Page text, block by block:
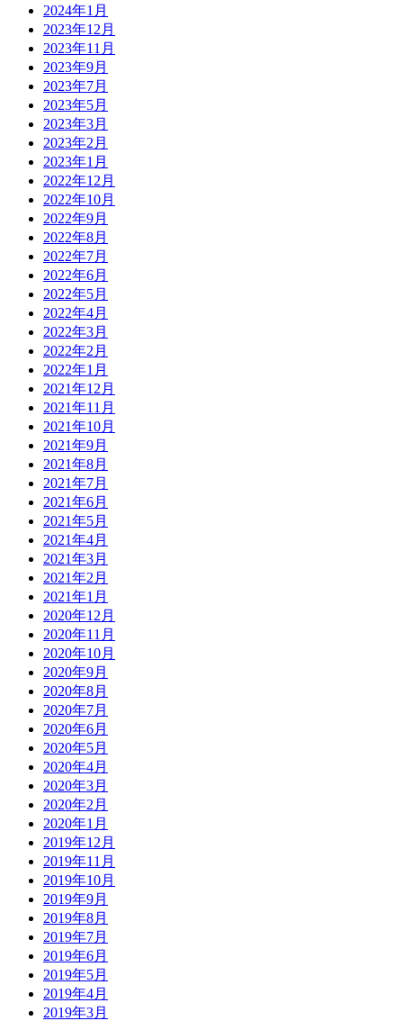
2024年1月
2023年12月
2023年11月
2023年9月
2023年7月
2023年5月
2023年3月
2023年2月
2023年1月
2022年12月
2022年10月
2022年9月
2022年8月
2022年7月
2022年6月
2022年5月
2022年4月
2022年3月
2022年2月
2022年1月
2021年12月
2021年11月
2021年10月
2021年9月
2021年8月
2021年7月
2021年6月
2021年5月
2021年4月
2021年3月
2021年2月
2021年1月
2020年12月
2020年11月
2020年10月
2020年9月
2020年8月
2020年7月
2020年6月
2020年5月
2020年4月
2020年3月
2020年2月
2020年1月
2019年12月
2019年11月
2019年10月
2019年9月
2019年8月
2019年7月
2019年6月
2019年5月
2019年4月
2019年3月